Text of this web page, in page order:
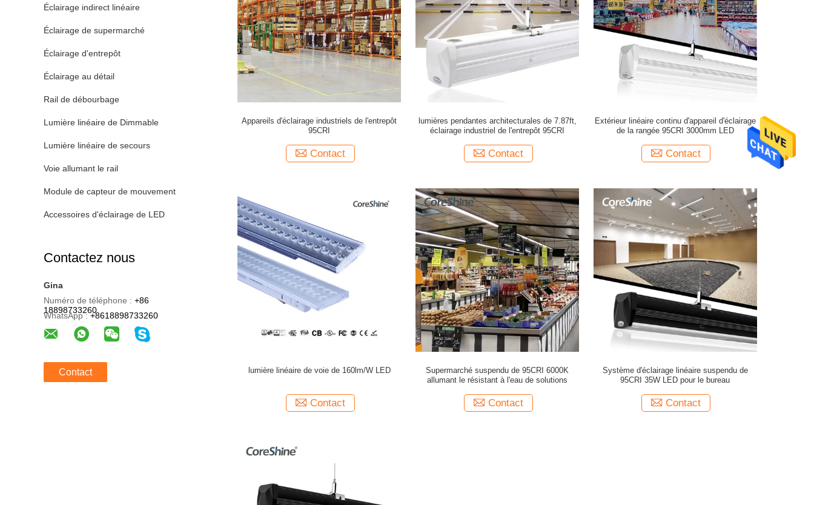
Éclairage indirect linéaire
Éclairage de supermarché
Éclairage d'entrepôt
Éclairage au détail
Rail de débourbage
Lumière linéaire de Dimmable
Lumière linéaire de secours
Voie allumant le rail
Module de capteur de mouvement
Accessoires d'éclairage de LED
Contactez nous
Gina
Numéro de téléphone : +86
18898733260
WhatsApp :+8618898733260
Contact
Appareils d'éclairage industriels de l'entrepôt
95CRI
Contact
lumières pendantes architecturales de 7.87ft,
éclairage industriel de l'entrepôt 95CRI
Contact
Extérieur linéaire continu d'appareil d'éclairage
de la rangée 95CRI 3000mm LED
Contact
lumière linéaire de voie de 160lm/W LED
Contact
Supermarché suspendu de 95CRI 6000K
allumant le résistant à l'eau de solutions
Contact
Système d'éclairage linéaire suspendu de
95CRI 35W LED pour le bureau
Contact